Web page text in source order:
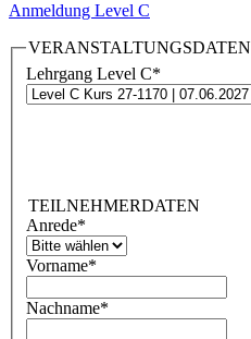
Anmeldung Level C
VERANSTALTUNGSDATEN
Lehrgang Level C*
TEILNEHMERDATEN
Anrede*
Vorname*
Nachname*